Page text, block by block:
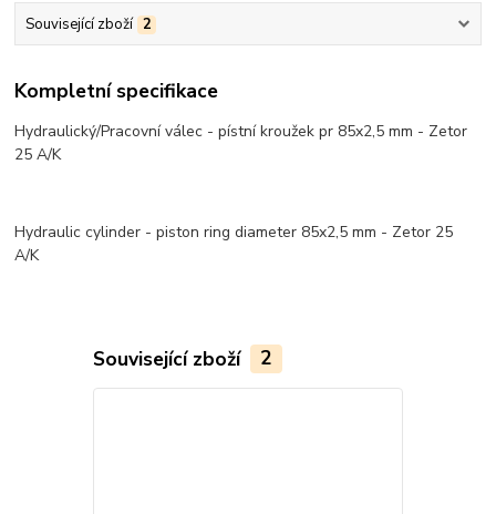
Související zboží 2
Kompletní specifikace
Hydraulický/Pracovní válec - pístní kroužek pr 85x2,5 mm - Zetor
25 A/K
Hydraulic cylinder - piston ring diameter 85x2,5 mm - Zetor 25
A/K
Související zboží 2